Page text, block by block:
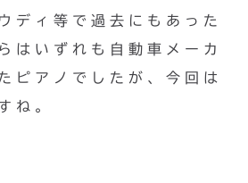
ディ等で過去にもあった
はいずれも自動車メーカ
ピアノでしたが、今回は
ね。